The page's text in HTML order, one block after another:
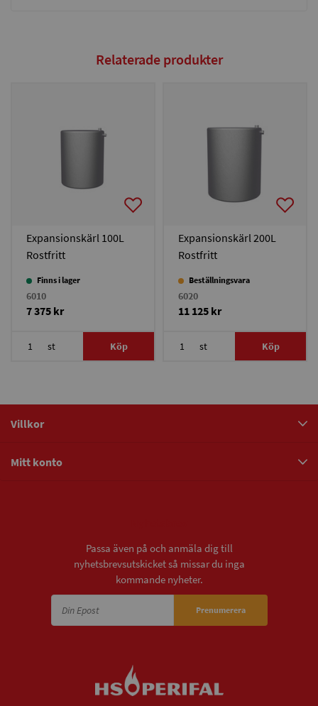
Relaterade produkter
Expansionskärl 100L
Rostfritt
Finns i lager
6010
7 375 kr
st Köp
Expansionskärl 200L
Rostfritt
Beställningsvara
6020
11 125 kr
st Köp
Villkor
Mitt konto
Passa även på och anmäla dig till
nyhetsbrevsutskicket så missar du inga
kommande nyheter.
Prenumerera